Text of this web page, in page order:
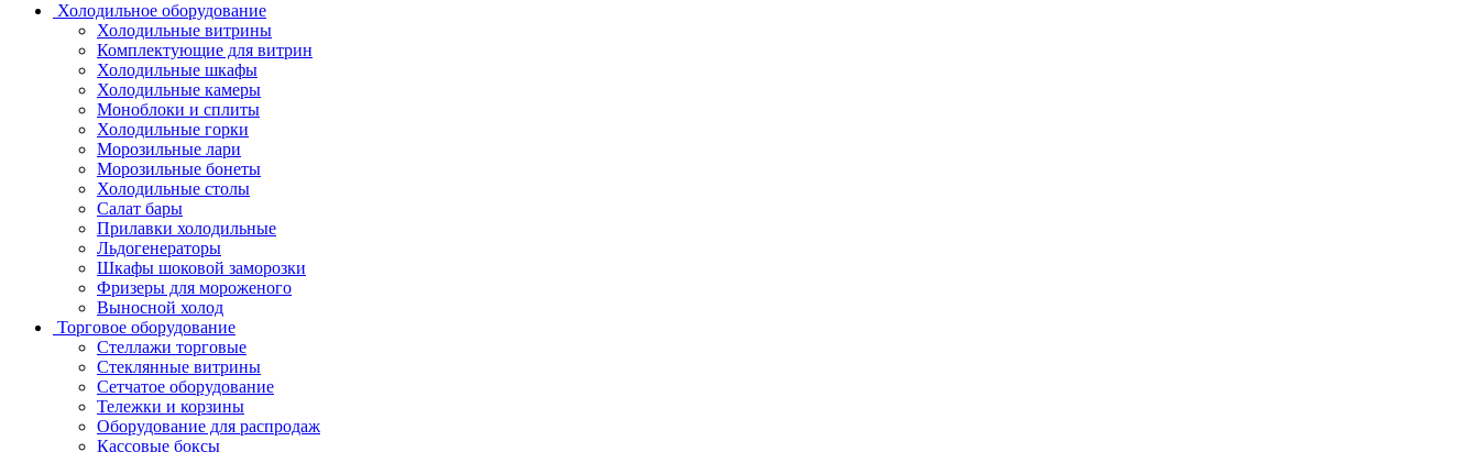
Холодильное оборудование
Холодильные витрины
Комплектующие для витрин
Холодильные шкафы
Холодильные камеры
Моноблоки и сплиты
Холодильные горки
Морозильные лари
Морозильные бонеты
Холодильные столы
Салат бары
Прилавки холодильные
Льдогенераторы
Шкафы шоковой заморозки
Фризеры для мороженого
Выносной холод
Торговое оборудование
Стеллажи торговые
Стеклянные витрины
Сетчатое оборудование
Тележки и корзины
Оборудование для распродаж
Кассовые боксы